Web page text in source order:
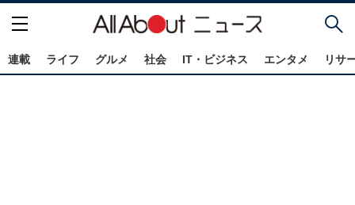
連載 ライフ グルメ 社会 IT・ビジネス エンタメ リサ